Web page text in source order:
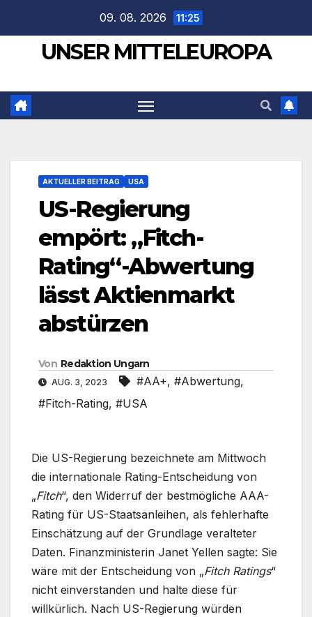
springen
09. 08. 2026 11:25
UNSER MITTELEUROPA
AKTUELLER BEITRAG USA
US-Regierung
empört: „Fitch-
Rating“-Abwertung
lässt Aktienmarkt
abstürzen
Von Redaktion Ungarn
AUG. 3, 2023 #AA+, #Abwertung,
#Fitch-Rating, #USA
Die US-Regierung bezeichnete am Mittwoch
die internationale Rating-Entscheidung von
„Fitch“, den Widerruf der bestmögliche AAA-
Rating für US-Staatsanleihen, als fehlerhafte
Einschätzung auf der Grundlage veralteter
Daten. Finanzministerin Janet Yellen sagte: Sie
wäre mit der Entscheidung von „Fitch Ratings“
nicht einverstanden und halte diese für
willkürlich. Nach US-Regierung würden